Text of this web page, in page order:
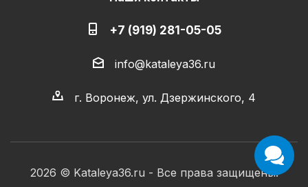
+7 (919) 281-05-05
info@kataleya36.ru
г. Воронеж, ул. Дзержинского, 4
2026 © Kataleya36.ru - Все права защищены.